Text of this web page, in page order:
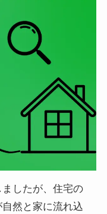
したが、住宅の
然と家に流れ込